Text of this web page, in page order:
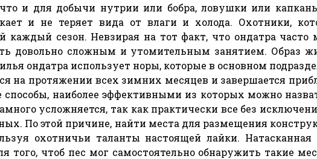
и для добычи нутрии или бобра, ловушки или
и не теряет вида от влаги и холода. Охотники,
каждый сезон. Невзирая на тот факт, что ондатра
довольно сложным и утомительным занятием. Образ
ондатра использует норы, которые в основном
на протяжении всех зимних месяцев и завершается
наиболее эффективными из которых можно
усложняется, так как практически все без
По этой причине, найти места для размещения
охотничьи таланты настоящей лайки.
чтоб пес мог самостоятельно обнаружить такие